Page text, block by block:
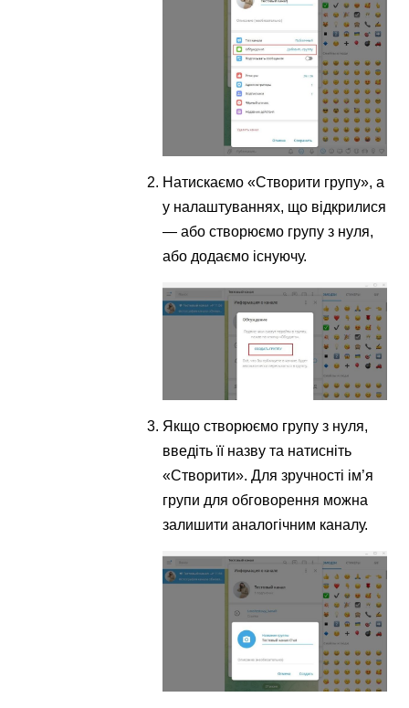
Натискаємо «Створити групу», а
у налаштуваннях, що відкрилися
— або створюємо групу з нуля,
або додаємо існуючу.
Якщо створюємо групу з нуля,
введіть її назву та натисніть
«Створити». Для зручності ім’я
групи для обговорення можна
залишити аналогічним каналу.